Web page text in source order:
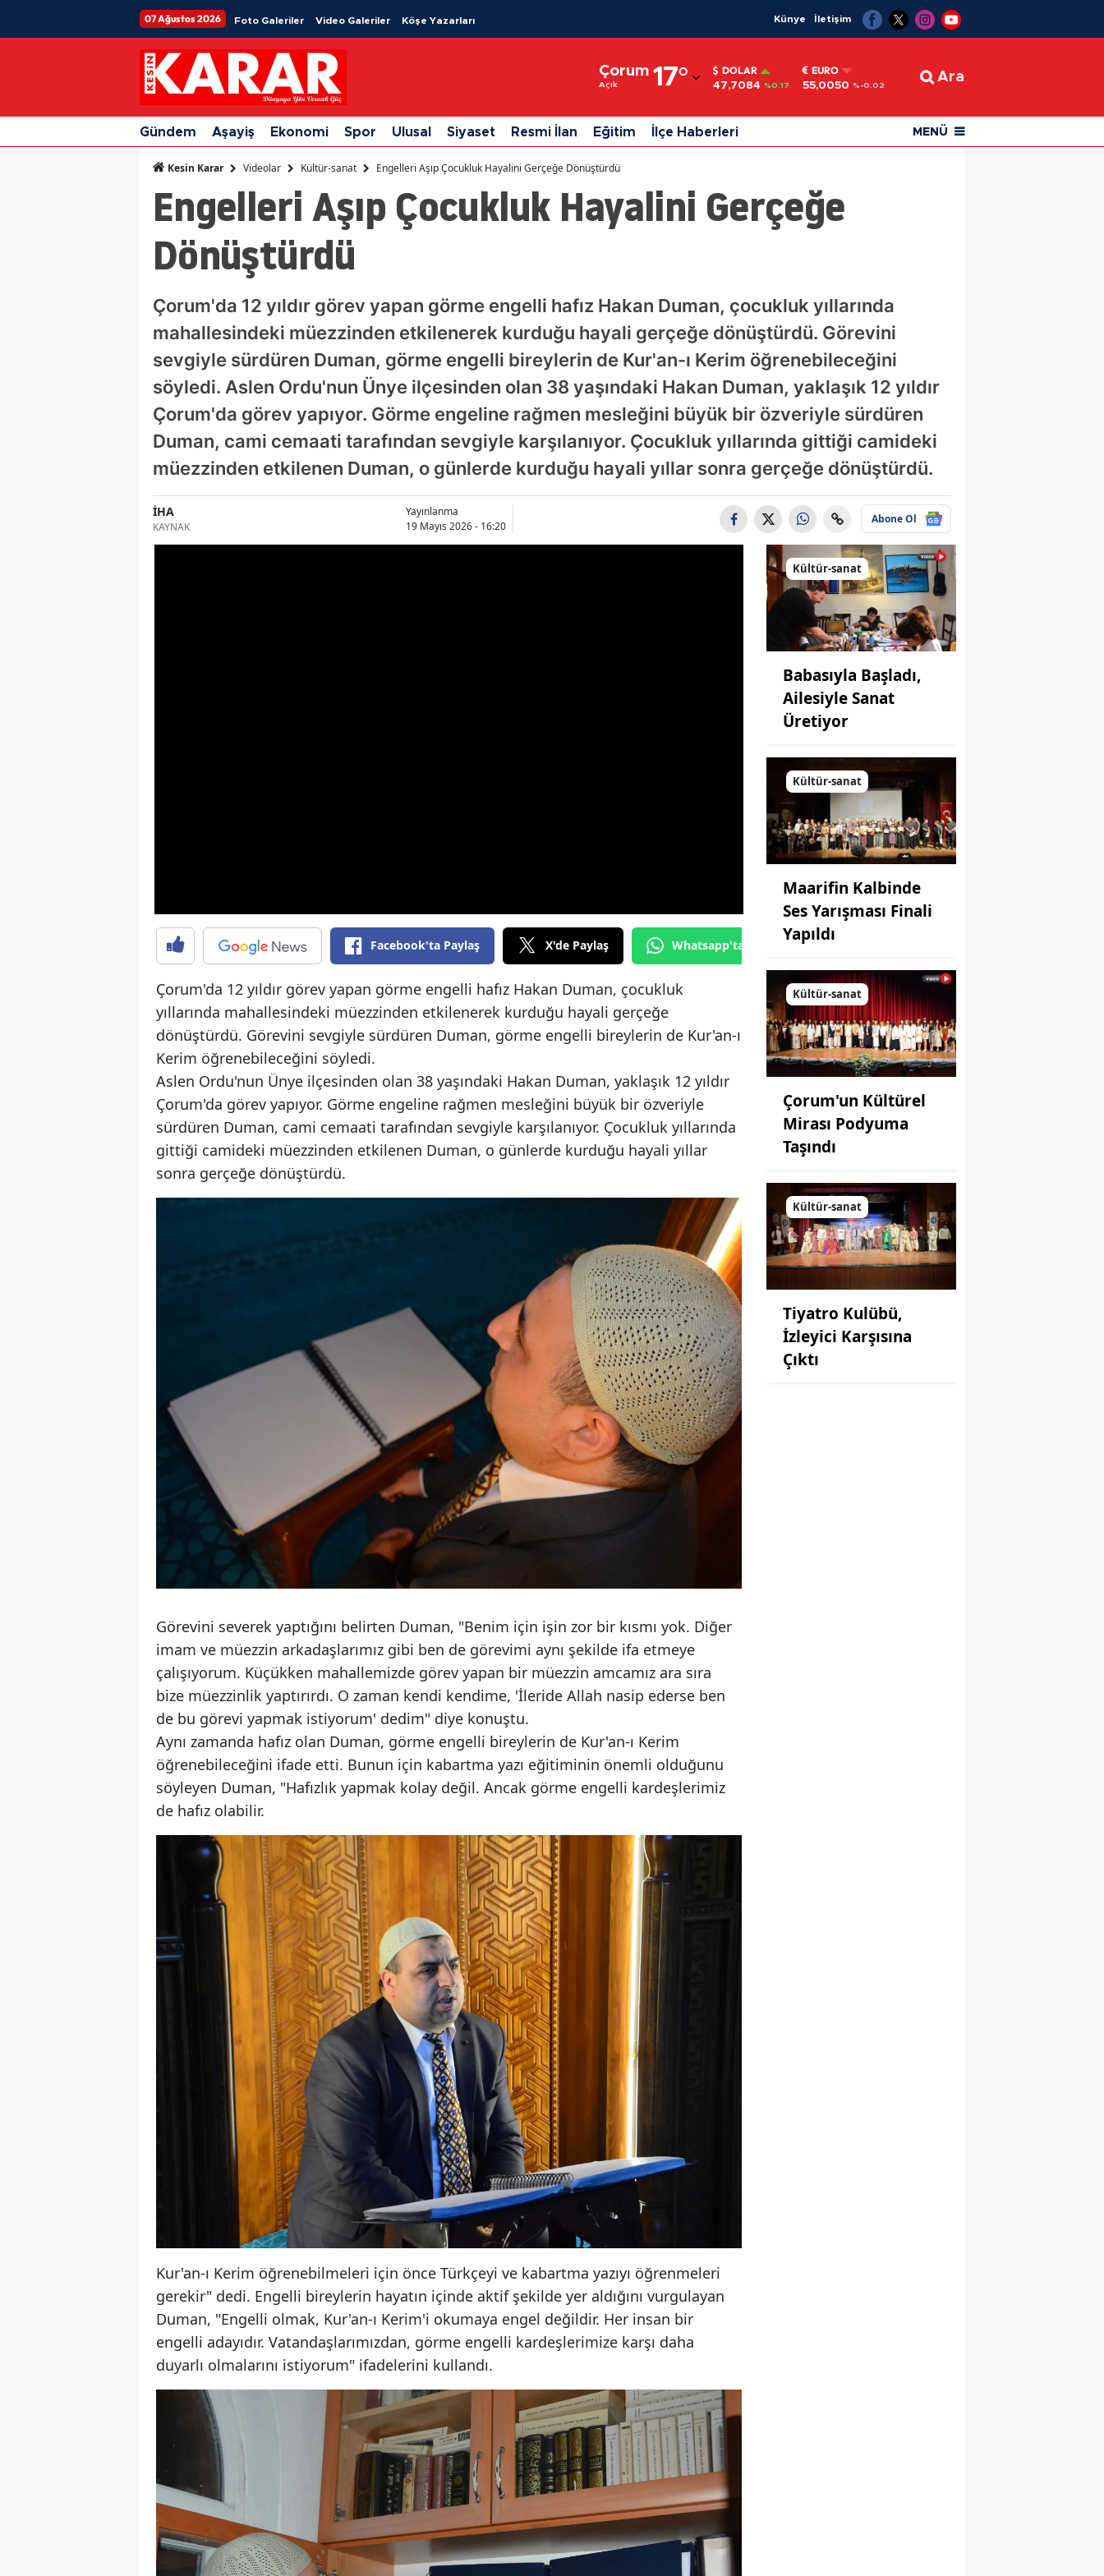
07 Ağustos 2026 Foto Galeriler Video Galeriler Köşe Yazarları Künye İletişim
Çorum
Açık 17°
Adıyaman
Afyonkarahisar
Ağrı
Ankara
Aydın
Balıkesir
Bilecik
Bingöl
Bitlis
Gaziantep
Giresun
Gümüşhane
Hakkari
Isparta
Mersin
İstanbul
İzmir
Kastamonu
Kayseri
Kırklareli
Kırşehir
Kocaeli
Konya
Kütahya
Muğla
Nevşehir
Niğde
Ordu
Sakarya
Samsun
Siirt
Sinop
Sivas
Tekirdağ
Tokat
Trabzon
Tunceli
Uşak
Zonguldak
Aksaray
Bayburt
Kırıkkale
Batman
Şırnak
Bartın
Ardahan
DOLAR
47,7084 %0.17
EURO
55,0050 %-0.02
Ara
Gündem Aşayiş Ekonomi Spor Ulusal Siyaset Resmi İlan Eğitim İlçe Haberleri MENÜ
Kesin Karar Videolar Kültür-sanat Engelleri Aşıp Çocukluk Hayalini Gerçeğe Dönüştürdü
Engelleri Aşıp Çocukluk Hayalini Gerçeğe
Dönüştürdü
Çorum'da 12 yıldır görev yapan görme engelli hafız Hakan Duman, çocukluk yıllarında
mahallesindeki müezzinden etkilenerek kurduğu hayali gerçeğe dönüştürdü. Görevini
sevgiyle sürdüren Duman, görme engelli bireylerin de Kur'an-ı Kerim öğrenebileceğini
söyledi. Aslen Ordu'nun Ünye ilçesinden olan 38 yaşındaki Hakan Duman, yaklaşık 12 yıldır
Çorum'da görev yapıyor. Görme engeline rağmen mesleğini büyük bir özveriyle sürdüren
Duman, cami cemaati tarafından sevgiyle karşılanıyor. Çocukluk yıllarında gittiği camideki
müezzinden etkilenen Duman, o günlerde kurduğu hayali yıllar sonra gerçeğe dönüştürdü.
İHA
KAYNAK
Yayınlanma
19 Mayıs 2026 - 16:20
Abone Ol
Facebook'ta Paylaş X'de Paylaş Whatsapp'tan Gönder
Çorum'da 12 yıldır görev yapan görme engelli hafız Hakan Duman, çocukluk
yıllarında mahallesindeki müezzinden etkilenerek kurduğu hayali gerçeğe
dönüştürdü. Görevini sevgiyle sürdüren Duman, görme engelli bireylerin de Kur'an-ı
Kerim öğrenebileceğini söyledi.
Aslen Ordu'nun Ünye ilçesinden olan 38 yaşındaki Hakan Duman, yaklaşık 12 yıldır
Çorum'da görev yapıyor. Görme engeline rağmen mesleğini büyük bir özveriyle
sürdüren Duman, cami cemaati tarafından sevgiyle karşılanıyor. Çocukluk yıllarında
gittiği camideki müezzinden etkilenen Duman, o günlerde kurduğu hayali yıllar
sonra gerçeğe dönüştürdü.
Görevini severek yaptığını belirten Duman, "Benim için işin zor bir kısmı yok. Diğer
imam ve müezzin arkadaşlarımız gibi ben de görevimi aynı şekilde ifa etmeye
çalışıyorum. Küçükken mahallemizde görev yapan bir müezzin amcamız ara sıra
bize müezzinlik yaptırırdı. O zaman kendi kendime, 'İleride Allah nasip ederse ben
de bu görevi yapmak istiyorum' dedim" diye konuştu.
Aynı zamanda hafız olan Duman, görme engelli bireylerin de Kur'an-ı Kerim
öğrenebileceğini ifade etti. Bunun için kabartma yazı eğitiminin önemli olduğunu
söyleyen Duman, "Hafızlık yapmak kolay değil. Ancak görme engelli kardeşlerimiz
de hafız olabilir.
Kur'an-ı Kerim öğrenebilmeleri için önce Türkçeyi ve kabartma yazıyı öğrenmeleri
gerekir" dedi. Engelli bireylerin hayatın içinde aktif şekilde yer aldığını vurgulayan
Duman, "Engelli olmak, Kur'an-ı Kerim'i okumaya engel değildir. Her insan bir
engelli adayıdır. Vatandaşlarımızdan, görme engelli kardeşlerimize karşı daha
duyarlı olmalarını istiyorum" ifadelerini kullandı.
Kültür-sanat
Babasıyla Başladı,
Ailesiyle Sanat
Üretiyor
Kültür-sanat
Maarifin Kalbinde
Ses Yarışması Finali
Yapıldı
Kültür-sanat
Çorum'un Kültürel
Mirası Podyuma
Taşındı
Kültür-sanat
Tiyatro Kulübü,
İzleyici Karşısına
Çıktı